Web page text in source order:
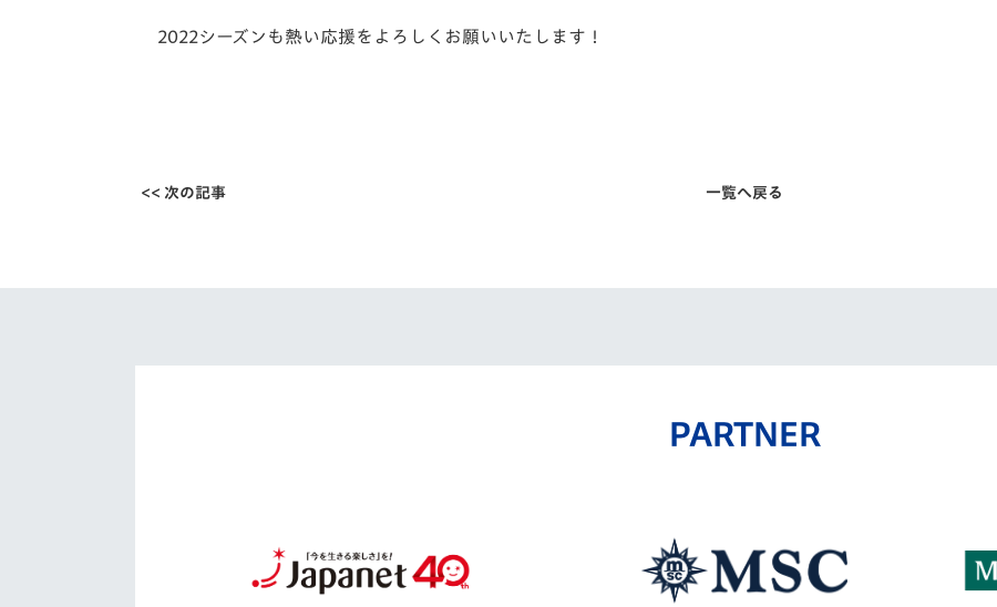
2022シーズンも熱い応援をよろしくお願いいたします！
<< 次の記事 一覧へ戻る
PARTNER